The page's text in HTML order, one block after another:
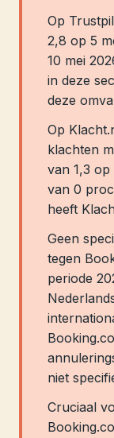
Op
2,8 op 5
10 mei
in deze
deze
Op
klachten
van 1,3 op
van 0
heeft
Geen
tegen
periode
niet
Cruciaal